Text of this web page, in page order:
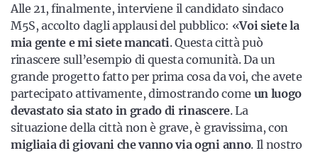
Alle 21, finalmente, interviene il candidato sindaco
M5S, accolto dagli applausi del pubblico: «Voi siete la
mia gente e mi siete mancati. Questa città può
rinascere sull’esempio di questa comunità. Da un
grande progetto fatto per prima cosa da voi, che avete
partecipato attivamente, dimostrando come un luogo
devastato sia stato in grado di rinascere. La
situazione della città non è grave, è gravissima, con
migliaia di giovani che vanno via ogni anno. Il nostro